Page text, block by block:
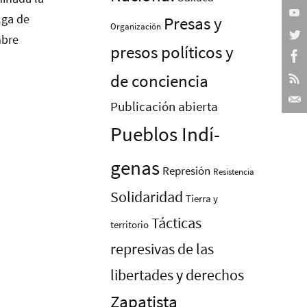
Organización Presas y
presos polí­ticos y
de conciencia
Publicación abierta
Pueblos Indí­
genas Represión Resistencia
Solidaridad Tierra y
territorio Tácticas
represivas de las
libertades y derechos
Zapatista